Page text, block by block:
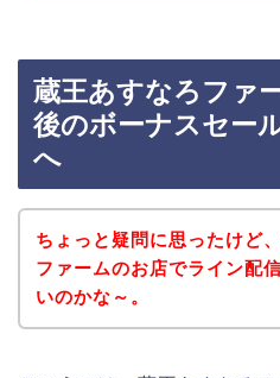
蔵王あすなろファ
後のボーナスセー
へ
ちょっと疑問に思ったけど
ファームのお店でライン配
いのかな～。